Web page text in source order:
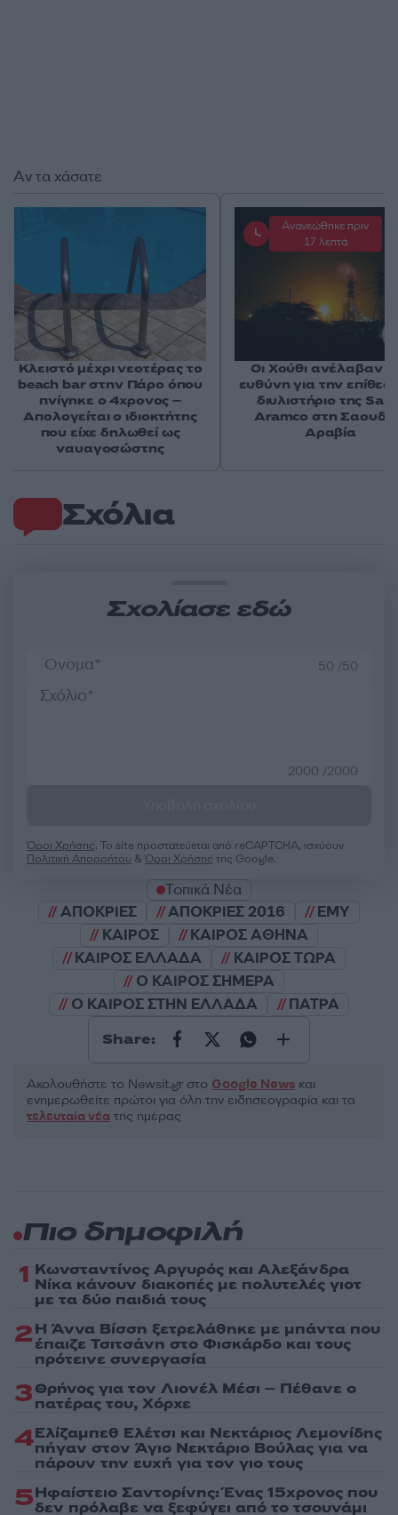
Σχόλια
Σχολίασε εδώ
50 /50
2000 /2000
Όροι Χρήσης. Το site προστατεύεται από reCAPTCHA, ισχύουν
Πολιτική Απορρήτου &Όροι Χρήσης της Google.
Τοπικά Νέα
ΑΠΟΚΡΙΕΣ
ΑΠΟΚΡΙΕΣ 2016
ΕΜΥ
ΚΑΙΡΟΣ
ΚΑΙΡΟΣ ΑΘΗΝΑ
ΚΑΙΡΟΣ ΕΛΛΑΔΑ
ΚΑΙΡΟΣ ΤΩΡΑ
Ο ΚΑΙΡΟΣ ΣΗΜΕΡΑ
Ο ΚΑΙΡΟΣ ΣΤΗΝ ΕΛΛΑΔΑ
ΠΑΤΡΑ
Share:
Ακολουθήστε το Νewsit.gr στο Google News και
ενημερωθείτε πρώτοι για όλη την ειδησεογραφία και τα
τελευταία νέα της ημέρας
Αν τα χάσατε
Κλειστό μέχρι νεοτέρας το
beach bar στην Πάρο όπου
πνίγηκε ο 4χρονος –
Απολογείται ο ιδιοκτήτης
που είχε δηλωθεί ως
ναυαγοσώστης
Ανανεώθηκε πριν
17 λεπτά
Οι Χούθι ανέλαβαν
ευθύνη για την
διυλιστήριο της
Aramco στη
Αραβία
Πιο δημοφιλή
1 Κωνσταντίνος Αργυρός και Αλεξάνδρα
Νίκα κάνουν διακοπές με πολυτελές γιοτ
με τα δύο παιδιά τους
2Η Άννα Βίσση ξετρελάθηκε με μπάντα που
έπαιζε Τσιτσάνη στο Φισκάρδο και τους
πρότεινε συνεργασία
3Θρήνος για τον Λιονέλ Μέσι – Πέθανε ο
πατέρας του, Χόρχε
4Ελίζαμπεθ Ελέτσι και Νεκτάριος Λεμονίδης
πήγαν στον Άγιο Νεκτάριο Βούλας για να
πάρουν την ευχή για τον γιο τους
5Ηφαίστειο Σαντορίνης: Ένας 15χρονος που
δεν πρόλαβε να ξεφύγει από το τσουνάμι